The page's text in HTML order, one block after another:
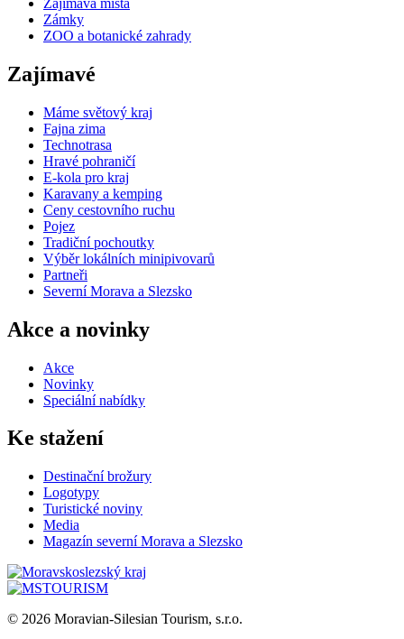
Zámky
ZOO a botanické zahrady
Zajímavé
Máme světový kraj
Fajna zima
Technotrasa
Hravé pohraničí
E-kola pro kraj
Karavany a kemping
Ceny cestovního ruchu
Pojez
Tradiční pochoutky
Výběr lokálních minipivovarů
Partneři
Severní Morava a Slezsko
Akce a novinky
Akce
Novinky
Speciální nabídky
Ke stažení
Destinační brožury
Logotypy
Turistické noviny
Media
Magazín severní Morava a Slezsko
© 2026 Moravian-Silesian Tourism, s.r.o.